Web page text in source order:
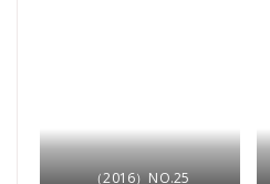
（2016）NO.25